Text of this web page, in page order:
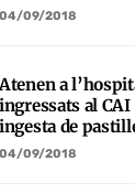
04/09/2018
Atenen a
ingressats al
ingesta de
04/09/2018